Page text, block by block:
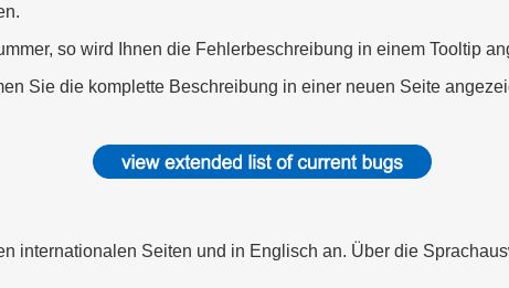
so wird Ihnen die Fehlerbeschreibung in einem Tooltip
Sie die komplette Beschreibung in einer neuen Seite
internationalen Seiten und in Englisch an. Über die